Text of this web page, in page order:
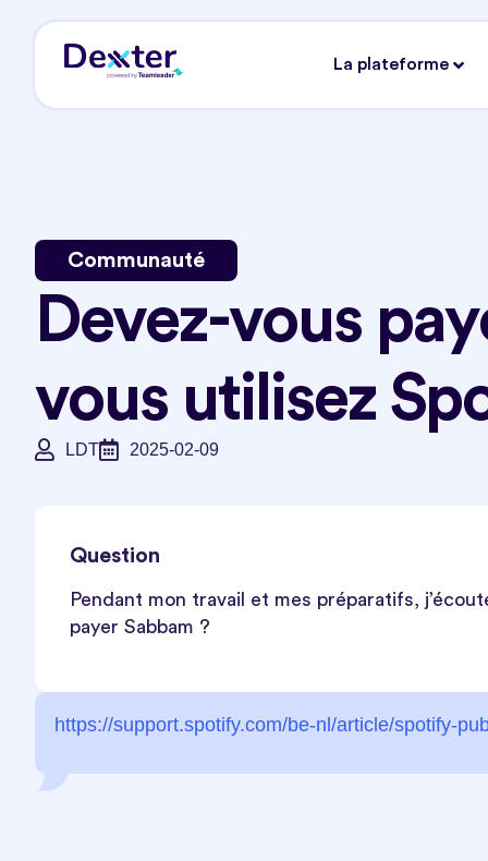
La plateforme
Communauté
Devez-vous
vous utilisez
LDT 2025-02-09
Question
Pendant mon travail et mes préparatifs,
payer Sabbam ?
https://support.spotify.com/be-nl/article/spotify-